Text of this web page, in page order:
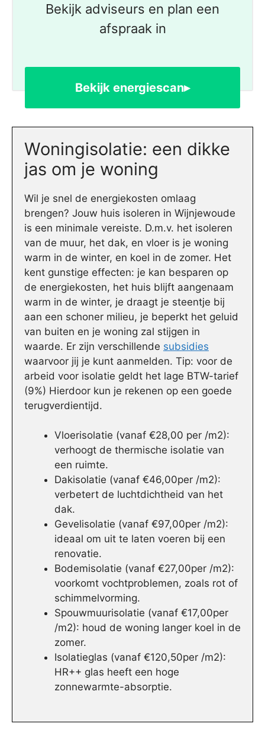
Bekijk adviseurs en plan een
afspraak in
Bekijk energiescan▸
Woningisolatie: een dikke
jas om je woning
Wil je snel de energiekosten omlaag
brengen? Jouw huis isoleren in Wijnjewoude
is een minimale vereiste. D.m.v. het isoleren
van de muur, het dak, en vloer is je woning
warm in de winter, en koel in de zomer. Het
kent gunstige effecten: je kan besparen op
de energiekosten, het huis blijft aangenaam
warm in de winter, je draagt je steentje bij
aan een schoner milieu, je beperkt het geluid
van buiten en je woning zal stijgen in
waarde. Er zijn verschillende subsidies
waarvoor jij je kunt aanmelden. Tip: voor de
arbeid voor isolatie geldt het lage BTW-tarief
(9%) Hierdoor kun je rekenen op een goede
terugverdientijd.
Vloerisolatie (vanaf €28,00 per /m2):
verhoogt de thermische isolatie van
een ruimte.
Dakisolatie (vanaf €46,00per /m2):
verbetert de luchtdichtheid van het
dak.
Gevelisolatie (vanaf €97,00per /m2):
ideaal om uit te laten voeren bij een
renovatie.
Bodemisolatie (vanaf €27,00per /m2):
voorkomt vochtproblemen, zoals rot of
schimmelvorming.
Spouwmuurisolatie (vanaf €17,00per
/m2): houd de woning langer koel in de
zomer.
Isolatieglas (vanaf €120,50per /m2):
HR++ glas heeft een hoge
zonnewarmte-absorptie.